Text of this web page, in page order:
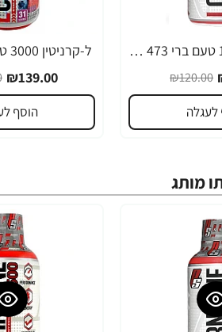
ל-קרניטין 1500 טעם ברי 473 מ"ל - ProSupps
₪120.00
לעגלה
-23%
₪139.00
הוסף
מותג